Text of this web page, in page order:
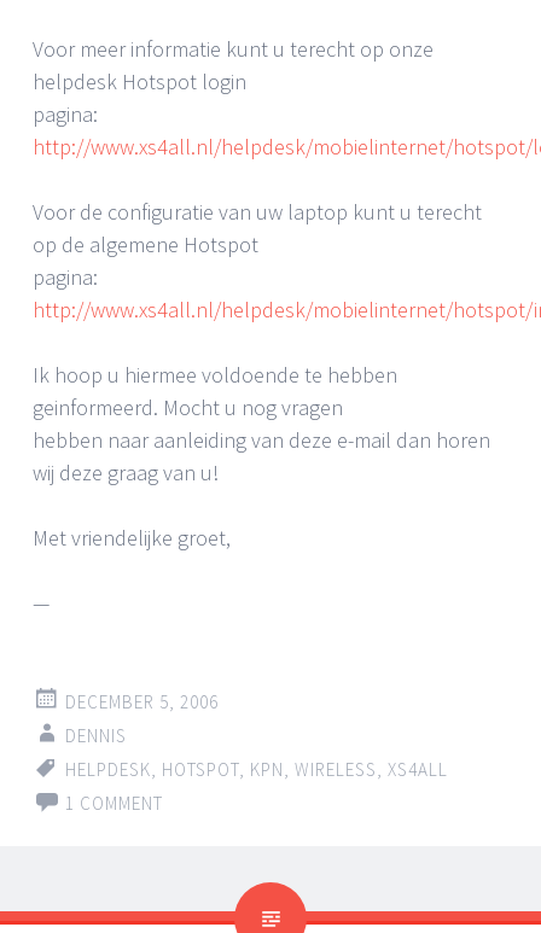
Voor meer informatie kunt u terecht op onze
helpdesk Hotspot login
pagina:
http://www.xs4all.nl/helpdesk/mobielinternet/hotspot/
Voor de configuratie van uw laptop kunt u terecht
op de algemene Hotspot
pagina:
http://www.xs4all.nl/helpdesk/mobielinternet/hotspot/
Ik hoop u hiermee voldoende te hebben
geinformeerd. Mocht u nog vragen
hebben naar aanleiding van deze e-mail dan horen
wij deze graag van u!
Met vriendelijke groet,
—
DECEMBER 5, 2006
DENNIS
HELPDESK, HOTSPOT, KPN, WIRELESS, XS4ALL
1 COMMENT